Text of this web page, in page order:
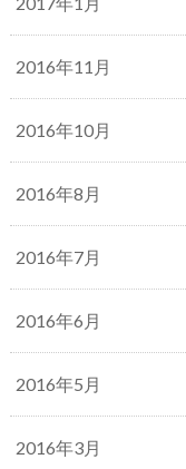
2016年11月
2016年10月
2016年8月
2016年7月
2016年6月
2016年5月
2016年3月